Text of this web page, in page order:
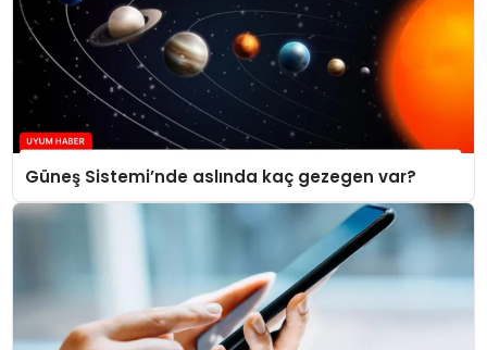
Güneş Sistemi’nde aslında kaç gezegen var?